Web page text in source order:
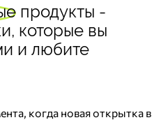
продукты -
которые вы
и любите
когда новая открытка в